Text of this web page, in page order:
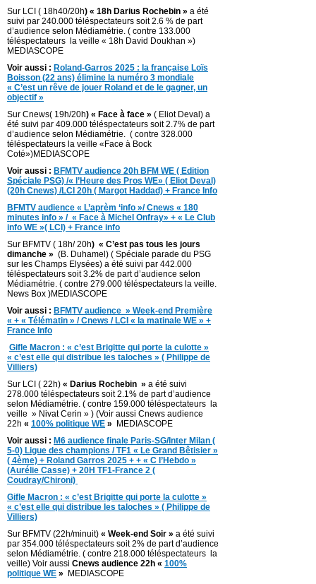
Sur LCI ( 18h40/20h) « 18h Darius Rochebin » a été
suivi par 240.000 téléspectateurs soit 2.6 % de part
d’audience selon Médiamétrie. ( contre 133.000
téléspectateurs la veille « 18h David Doukhan »)
MEDIASCOPE
Voir aussi : Roland-Garros 2025 : la française Loïs
Boisson (22 ans) élimine la numéro 3 mondiale
« C’est un rêve de jouer Roland et de le gagner, un
objectif »
Sur Cnews( 19h/20h) « Face à face » ( Eliot Deval) a
été suivi par 409.000 téléspectateurs soit 2.7% de part
d’audience selon Médiamétrie. ( contre 328.000
téléspectateurs la veille «Face à Bock
Coté»)MEDIASCOPE
Voir aussi : BFMTV audience 20h BFM WE ( Edition
Spéciale PSG) /« l’Heure des Pros WE» ( Eliot Deval)
(20h Cnews) /LCI 20h ( Margot Haddad) + France Info
BFMTV audience « L’aprèm ‘info »/ Cnews « 180
minutes info » / « Face à Michel Onfray» + « Le Club
info WE »( LCI) + France info
Sur BFMTV ( 18h/ 20h) « C’est pas tous les jours
dimanche » (B. Duhamel) ( Spéciale parade du PSG
sur les Champs Elysées) a été suivi par 442.000
téléspectateurs soit 3.2% de part d’audience selon
Médiamétrie. ( contre 279.000 téléspectateurs la veille.
News Box )MEDIASCOPE
Voir aussi : BFMTV audience » Week-end Première
« + « Télématin » / Cnews / LCI « la matinale WE » +
France Info
Gifle Macron : « c’est Brigitte qui porte la culotte »
« c’est elle qui distribue les taloches » ( Philippe de
Villiers)
Sur LCI ( 22h) « Darius Rochebin » a été suivi
278.000 téléspectateurs soit 2.1% de part d’audience
selon Médiamétrie. ( contre 159.000 téléspectateurs la
veille » Nivat Cerin » ) (Voir aussi Cnews audience
22h « 100% politique WE » MEDIASCOPE
Voir aussi : M6 audience finale Paris-SG/Inter Milan (
5-0) Ligue des champions / TF1 « Le Grand Bêtisier »
( 4ème) + Roland Garros 2025 + + « C l’Hebdo »
(Aurélie Casse) + 20H TF1-France 2 (
Coudray/Chironi)
Gifle Macron : « c’est Brigitte qui porte la culotte »
« c’est elle qui distribue les taloches » ( Philippe de
Villiers)
Sur BFMTV (22h/minuit) « Week-end Soir » a été suivi
par 354.000 téléspectateurs soit 2% de part d’audience
selon Médiamétrie. ( contre 218.000 téléspectateurs la
veille) Voir aussi Cnews audience 22h « 100%
politique WE » MEDIASCOPE